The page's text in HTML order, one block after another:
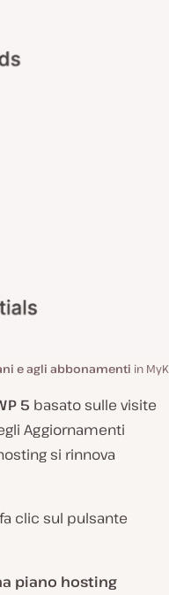
e agli abbonamenti in
5 basato sulle visite
Aggiornamenti
si rinnova
clic sul pulsante
piano hosting